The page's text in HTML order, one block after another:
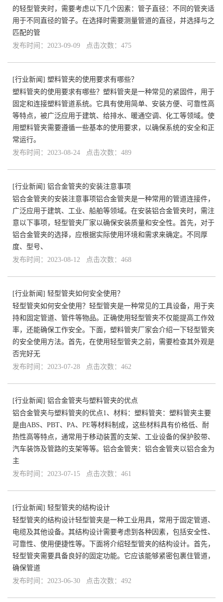
的轻型管夹时，需要考虑以下几个因素：管子直径：不同的管夹适
用于不同直径的管子。在选择时需要测量管道的直径，并选择与之
匹配的管
发布时间：2023-09-09 点击次数：475
[行业新闻 ] 塑料管夹的使用要求有哪些？
塑料管夹的使用要求有哪些？塑料管夹是一种常见的紧固件，用于
固定和连接塑料管道系统。它具有使用简单、安装方便、可靠性高
等特点，被广泛应用于建筑、给排水、暖通空调、化工等领域。使
用塑料管夹需要遵循一些基本的使用要求，以确保系统的安全和正
常运行。
发布时间：2023-08-24 点击次数：489
[行业新闻 ] 铝合金管夹的安装注意事项
铝合金管夹的安装注意事项铝合金管夹是一种常用的管道连接件，
广泛应用于建筑、工业、船舶等领域。在安装铝合金管夹时，需注
意以下事项，轻型管夹厂家以确保安装质量和安全性。首先，对于
铝合金管夹的选择，应根据实际使用环境和需求来确定。不同厚
度、型号、
发布时间：2023-08-12 点击次数：468
[行业新闻 ] 轻型管夹如何安全使用？
轻型管夹如何安全使用？轻型管夹是一种常见的工具设备，用于夹
持和固定管道、管件等物品。正确使用轻型管夹不仅能提高工作效
率，还能确保工作安全。下面，塑料管夹厂家会介绍一下轻型管夹
的安全使用方法。首先，在使用轻型管夹之前，需要检查其外观是
否完好无
发布时间：2023-07-28 点击次数：462
[行业新闻 ] 铝合金管夹与塑料管夹的优点
铝合金管夹与塑料管夹的优点1、材料：塑料管夹：塑料管夹主要
是由ABS、PBT、PA、PE等材料制成，这些材料具有价格低、耐
热性高等特点，通常用于移动装置的支架、工业设备的保护胶带、
汽车装饰及管路的支架等等。铝合金管夹：铝合金管夹以铝合金为
主
发布时间：2023-07-15 点击次数：461
[行业新闻 ] 轻型管夹的结构设计
轻型管夹的结构设计轻型管夹是一种工业用具，常用于固定管道、
电缆及其他设备。其结构设计需要考虑到各种因素，包括安全性、
可靠性、使用便捷性等。下面将介绍轻型管夹的结构设计。首先，
轻型管夹需要具备良好的固定功能。它应该能够紧密包裹住管道，
确保管道
发布时间：2023-06-30 点击次数：492